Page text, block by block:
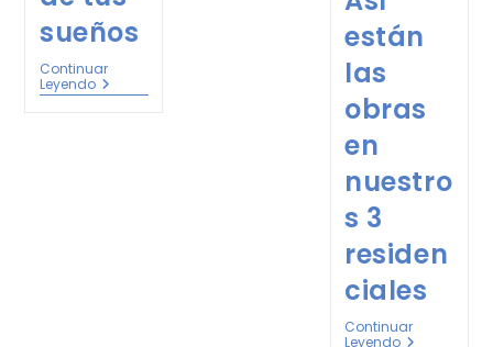
sueños
Continuar
Leyendo
están
las
obras
en
nuestro
s 3
residen
ciales
Continuar
Leyendo